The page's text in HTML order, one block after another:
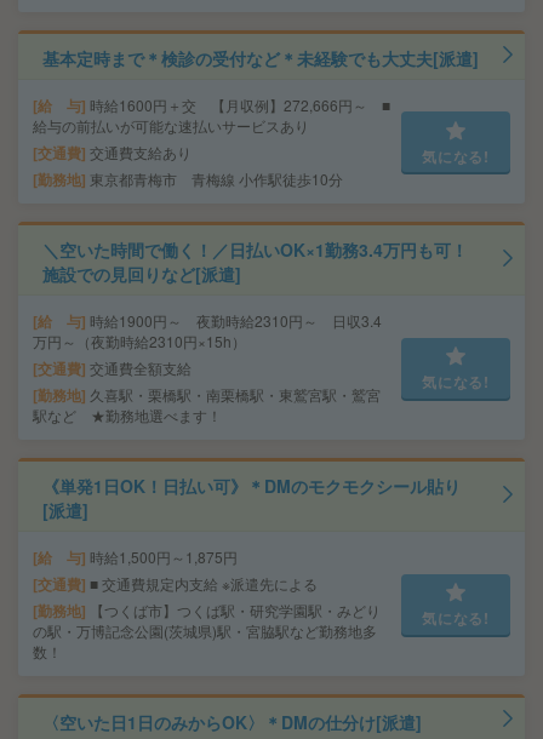
基本定時まで＊検診の受付など＊未経験でも大丈夫[派遣]
給 与 時給1600円＋交 【月収例】272,666円～ ■
給与の前払いが可能な速払いサービスあり
交通費 交通費支給あり
勤務地 東京都青梅市 青梅線 小作駅徒歩10分
気になる!
＼空いた時間で働く！／日払いOK×1勤務3.4万円も可！
施設での見回りなど[派遣]
給 与 時給1900円～ 夜勤時給2310円～ 日収3.4
万円～（夜勤時給2310円×15h）
交通費 交通費全額支給
勤務地 久喜駅・栗橋駅・南栗橋駅・東鷲宮駅・鷲宮
駅など ★勤務地選べます！
気になる!
《単発1日OK！日払い可》＊DMのモクモクシール貼り
[派遣]
給 与 時給1,500円～1,875円
交通費 ■ 交通費規定内支給 ※派遣先による
勤務地
【つくば市】つくば駅・研究学園駅・みどり
の駅・万博記念公園(茨城県)駅・宮脇駅など勤務地多
数！
気になる!
〈空いた日1日のみからOK〉＊DMの仕分け[派遣]